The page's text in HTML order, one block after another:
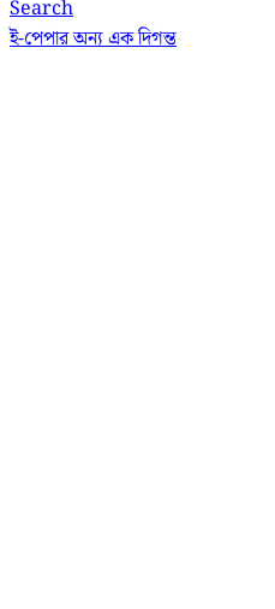
Search
ই-পেপারঅন্য এক দিগন্ত